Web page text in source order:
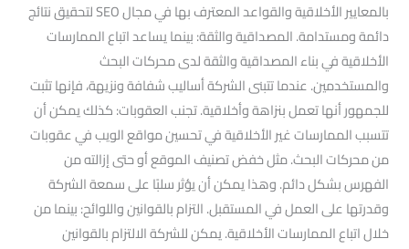
بالمعايير الأخلاقية والقواعد المعترف بها في مجال SEO لتحقيق نتائج
دائمة ومستدامة. المصداقية والثقة: بينما يساعد اتباع الممارسات
الأخلاقية في بناء المصداقية والثقة لدى محركات البحث
والمستخدمين. عندما تتبنى الشركة أساليب شفافة ونزيهة، فإنها تثبت
للجمهور أنها تعمل بنزاهة وأخلاقية. تجنب العقوبات: كذلك يمكن أن
تتسبب الممارسات غير الأخلاقية في تحسين مواقع الويب في عقوبات
من محركات البحث. مثل خفض تصنيف الموقع أو حتى إزالته من
الفهرس بشكل دائم. وهذا يمكن أن يؤثر سلبًا على سمعة الشركة
وقدرتها على العمل في المستقبل. التزام بالقوانين واللوائح: بينما من
خلال اتباع الممارسات الأخلاقية. يمكن للشركة الالتزام بالقوانين